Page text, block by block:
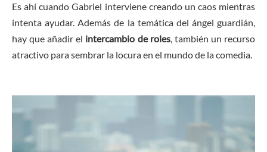
Es ahí cuando Gabriel interviene creando un caos mientras
intenta ayudar. Además de la temática del ángel guardián,
hay que añadir el intercambio de roles, también un recurso
atractivo para sembrar la locura en el mundo de la comedia.